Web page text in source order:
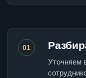
01
Уточняем